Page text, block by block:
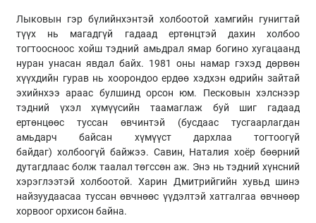
Лыковын гэр бүлийнхэнтэй холбоотой хамгийн гунигтай
түүх нь магадгүй гадаад ертөнцтэй дахин холбоо
тогтоосноос хойш тэдний амьдрал ямар богино хугацаанд
нуран унасан явдал байх. 1981 оны намар гэхэд дөрвөн
хүүхдийн гурав нь хоорондоо ердөө хэдхэн өдрийн зайтай
эхийнхээ араас булшинд орсон юм. Песковын хэлснээр
тэдний үхэл хүмүүсийн таамаглаж буй шиг гадаад
ертөнцөөс туссан өвчинтэй (бусдаас тусгаарлагдан
амьдарч байсан хүмүүст дархлаа тогтоогүй
байдаг) холбоогүй байжээ. Савин, Наталия хоёр бөөрний
дутагдлаас болж таалал төгссөн аж. Энэ нь тэдний хүнсний
хэрэглээтэй холбоотой. Харин Дмитрийгийн хувьд шинэ
найзуудаасаа туссан өвчнөөс үүдэлтэй хатгалгаа өвчнөөр
хорвоог орхисон байна.